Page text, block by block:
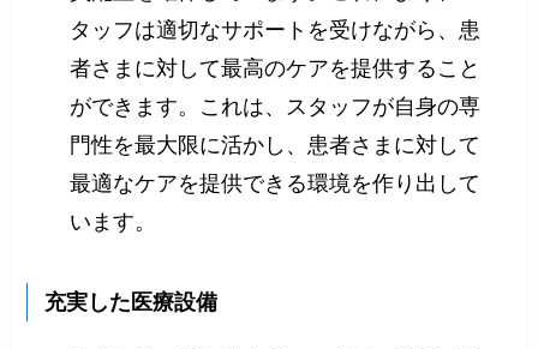
タッフは適切なサポートを受けながら、患
者さまに対して最高のケアを提供すること
ができます。これは、スタッフが自身の専
門性を最大限に活かし、患者さまに対して
最適なケアを提供できる環境を作り出して
います。
充実した医療設備